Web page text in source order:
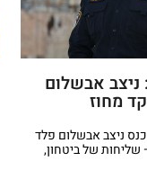
ניצב אבשלום
מחוז
ניצב אבשלום פלד
של ביטחון,